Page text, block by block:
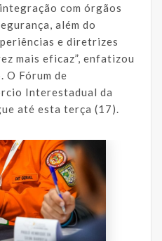
com órgãos
além do
e diretrizes
mais eficaz”, enfatizou
O Fórum de
Interestadual da
até esta terça (17).